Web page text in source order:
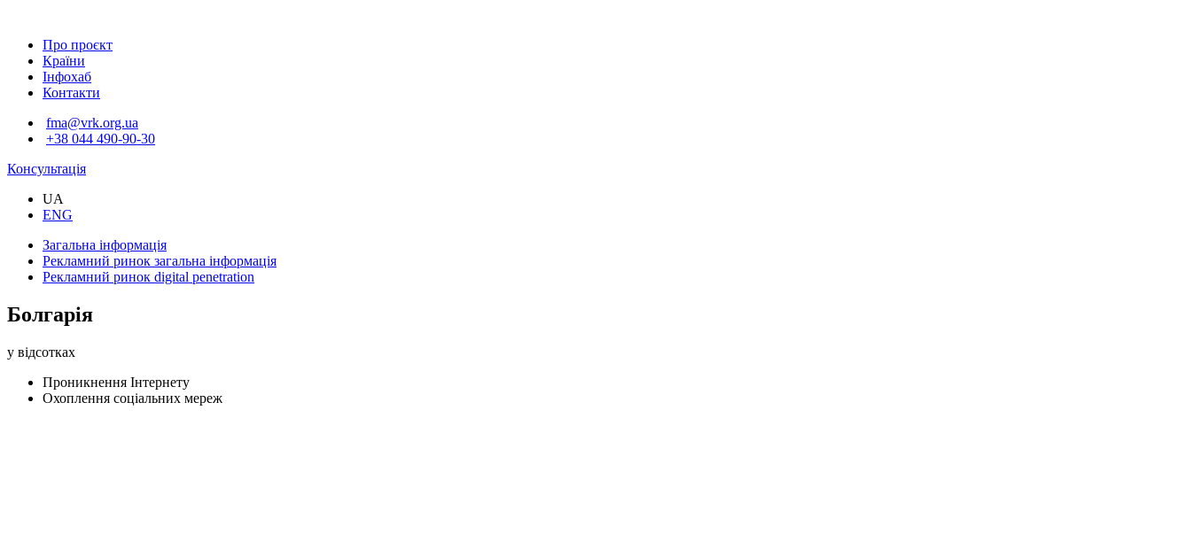
Про проєкт
Країни
Інфохаб
Контакти
fma@vrk.org.ua
+38 044 490-90-30
Консультація
UA
ENG
Загальна інформація
Рекламний ринок загальна інформація
Рекламний ринок digital penetration
Болгарія
у відсотках
Проникнення Інтернету
Охоплення соціальних мереж